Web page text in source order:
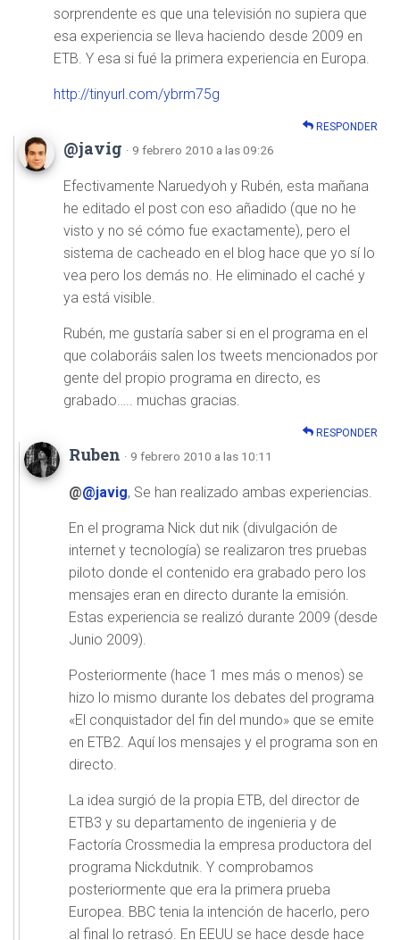
sorprendente es que una televisión no supiera que
esa experiencia se lleva haciendo desde 2009 en
ETB. Y esa si fué la primera experiencia en Europa.
http://tinyurl.com/ybrm75g
RESPONDER
@javig · 9 febrero 2010 a las 09:26
Efectivamente Naruedyoh y Rubén, esta mañana
he editado el post con eso añadido (que no he
visto y no sé cómo fue exactamente), pero el
sistema de cacheado en el blog hace que yo sí lo
vea pero los demás no. He eliminado el caché y
ya está visible.
Rubén, me gustaría saber si en el programa en el
que colaboráis salen los tweets mencionados por
gente del propio programa en directo, es
grabado….. muchas gracias.
RESPONDER
Ruben · 9 febrero 2010 a las 10:11
@@javig, Se han realizado ambas experiencias.
En el programa Nick dut nik (divulgación de
internet y tecnología) se realizaron tres pruebas
piloto donde el contenido era grabado pero los
mensajes eran en directo durante la emisión.
Estas experiencia se realizó durante 2009 (desde
Junio 2009).
Posteriormente (hace 1 mes más o menos) se
hizo lo mismo durante los debates del programa
«El conquistador del fin del mundo» que se emite
en ETB2. Aquí los mensajes y el programa son en
directo.
La idea surgió de la propia ETB, del director de
ETB3 y su departamento de ingenieria y de
Factoría Crossmedia la empresa productora del
programa Nickdutnik. Y comprobamos
posteriormente que era la primera prueba
Europea. BBC tenia la intención de hacerlo, pero
al final lo retrasó. En EEUU se hace desde hace